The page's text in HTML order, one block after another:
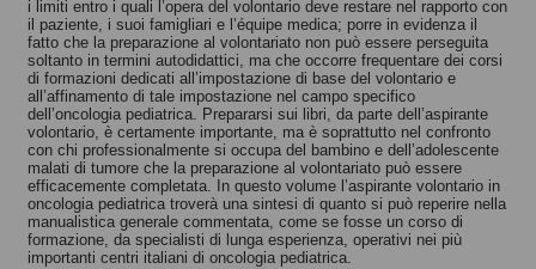
i limiti entro i quali l’opera del volontario deve restare nel rapporto con
il paziente, i suoi famigliari e l’équipe medica; porre in evidenza il
fatto che la preparazione al volontariato non può essere perseguita
soltanto in termini autodidattici, ma che occorre frequentare dei corsi
di formazioni dedicati all’impostazione di base del volontario e
all’affinamento di tale impostazione nel campo specifico
dell’oncologia pediatrica. Prepararsi sui libri, da parte dell’aspirante
volontario, è certamente importante, ma è soprattutto nel confronto
con chi professionalmente si occupa del bambino e dell’adolescente
malati di tumore che la preparazione al volontariato può essere
efficacemente completata. In questo volume l’aspirante volontario in
oncologia pediatrica troverà una sintesi di quanto si può reperire nella
manualistica generale commentata, come se fosse un corso di
formazione, da specialisti di lunga esperienza, operativi nei più
importanti centri italiani di oncologia pediatrica.